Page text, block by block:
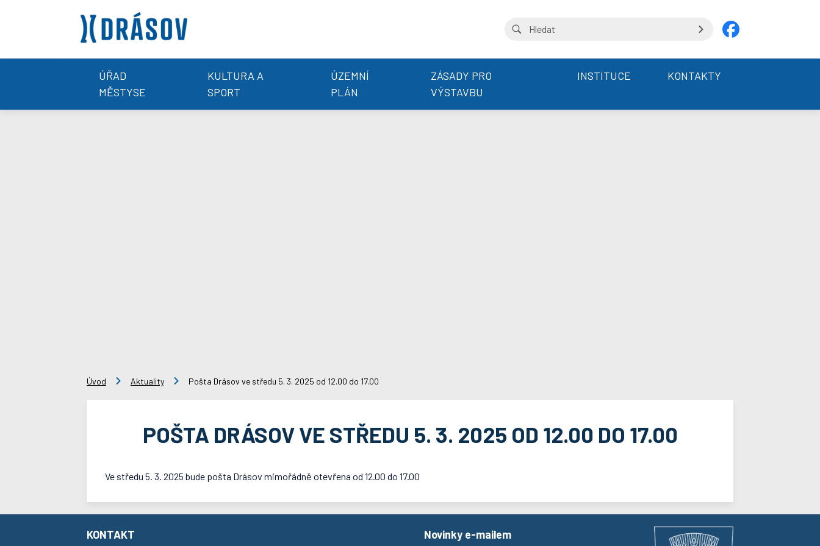
ÚŘAD
MĚSTYSE
KULTURA A
SPORT
ÚZEMNÍ
PLÁN
ZÁSADY PRO
VÝSTAVBU
INSTITUCE KONTAKTY
Úvod Aktuality Pošta Drásov ve středu 5. 3. 2025 od 12.00 do 17.00
POŠTA DRÁSOV VE STŘEDU 5. 3. 2025 OD 12.00 DO 17.00
Ve středu 5. 3. 2025 bude pošta Drásov mimořádně otevřena od 12.00 do 17.00
KONTAKT Novinky e-mailem